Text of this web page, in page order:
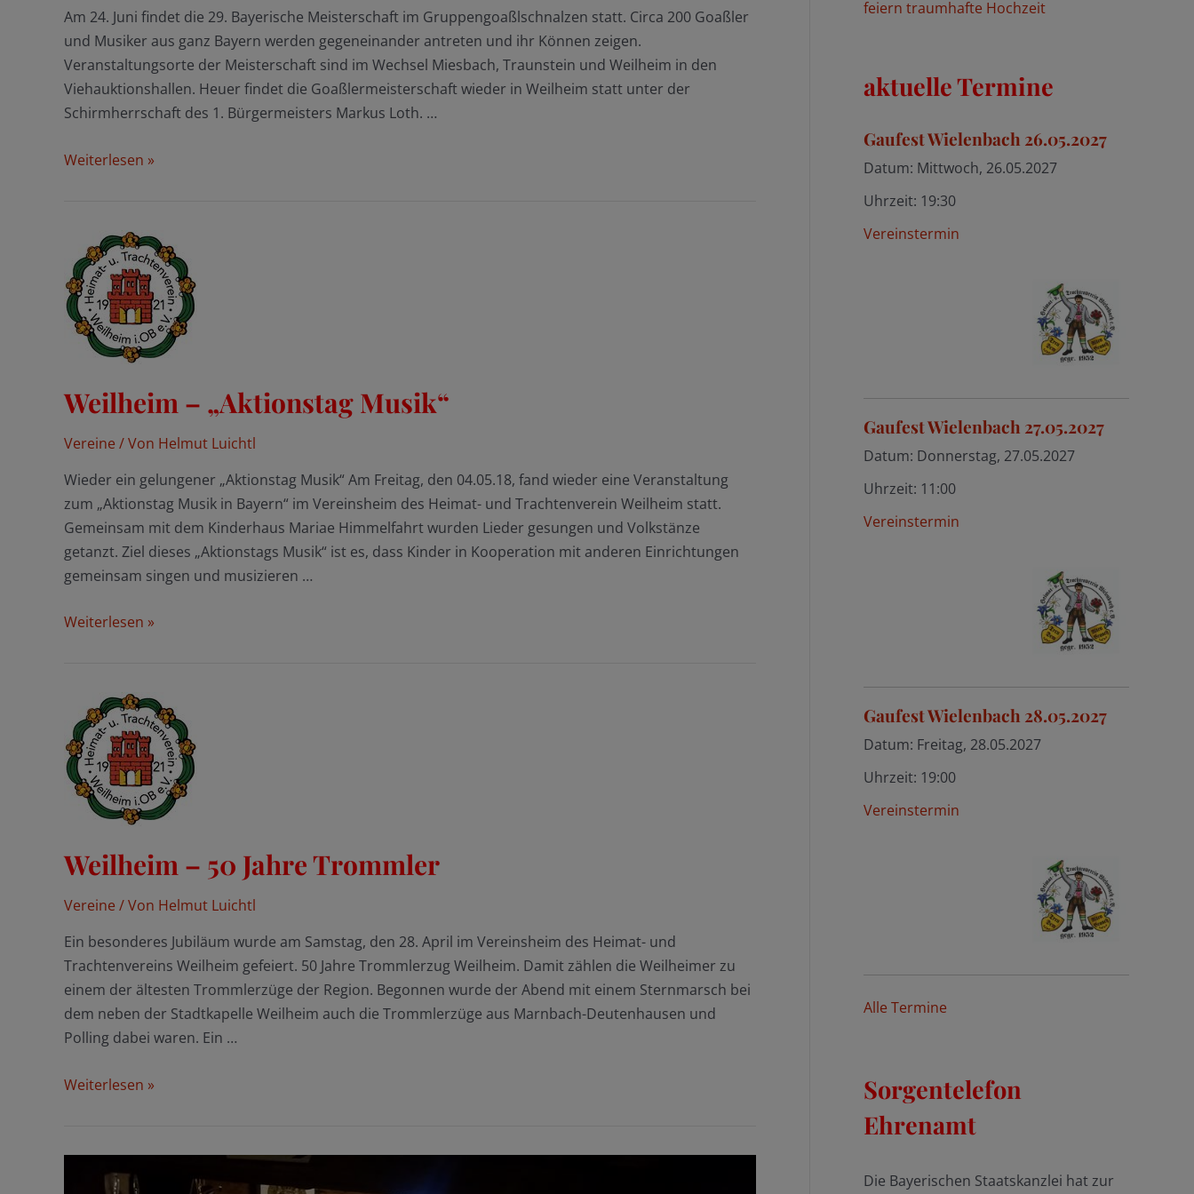
Am 24. Juni findet die 29. Bayerische Meisterschaft im Gruppengoaßlschnalzen statt. Circa 200 Goaßler
und Musiker aus ganz Bayern werden gegeneinander antreten und ihr Können zeigen.
Veranstaltungsorte der Meisterschaft sind im Wechsel Miesbach, Traunstein und Weilheim in den
Viehauktionshallen. Heuer findet die Goaßlermeisterschaft wieder in Weilheim statt unter der
Schirmherrschaft des 1. Bürgermeisters Markus Loth. …
Goaßlermeisterschaft
Weiterlesen »
Weilheim – „Aktionstag Musik“
Vereine / Von Helmut Luichtl
Wieder ein gelungener „Aktionstag Musik“ Am Freitag, den 04.05.18, fand wieder eine Veranstaltung
zum „Aktionstag Musik in Bayern“ im Vereinsheim des Heimat- und Trachtenverein Weilheim statt.
Gemeinsam mit dem Kinderhaus Mariae Himmelfahrt wurden Lieder gesungen und Volkstänze
getanzt. Ziel dieses „Aktionstags Musik“ ist es, dass Kinder in Kooperation mit anderen Einrichtungen
gemeinsam singen und musizieren …
Weilheim
Weiterlesen »
Weilheim – 50 Jahre Trommler
Vereine / Von Helmut Luichtl
Ein besonderes Jubiläum wurde am Samstag, den 28. April im Vereinsheim des Heimat- und
Trachtenvereins Weilheim gefeiert. 50 Jahre Trommlerzug Weilheim. Damit zählen die Weilheimer zu
einem der ältesten Trommlerzüge der Region. Begonnen wurde der Abend mit einem Sternmarsch bei
dem neben der Stadtkapelle Weilheim auch die Trommlerzüge aus Marnbach-Deutenhausen und
Polling dabei waren. Ein …
Weilheim
Jahre
Trommler
Weiterlesen »
feiern traumhafte Hochzeit
aktuelle Termine
Gaufest Wielenbach 26.05.2027
Datum: Mittwoch, 26.05.2027
Uhrzeit: 19:30
Vereinstermin
Gaufest Wielenbach 27.05.2027
Datum: Donnerstag, 27.05.2027
Uhrzeit: 11:00
Vereinstermin
Gaufest Wielenbach 28.05.2027
Datum: Freitag, 28.05.2027
Uhrzeit: 19:00
Vereinstermin
Alle Termine
Sorgentelefon
Ehrenamt
Die Bayerischen Staatskanzlei hat zur